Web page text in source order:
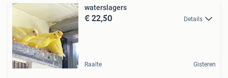
waterslagers
€ 22,50 Details
Raalte Gisteren